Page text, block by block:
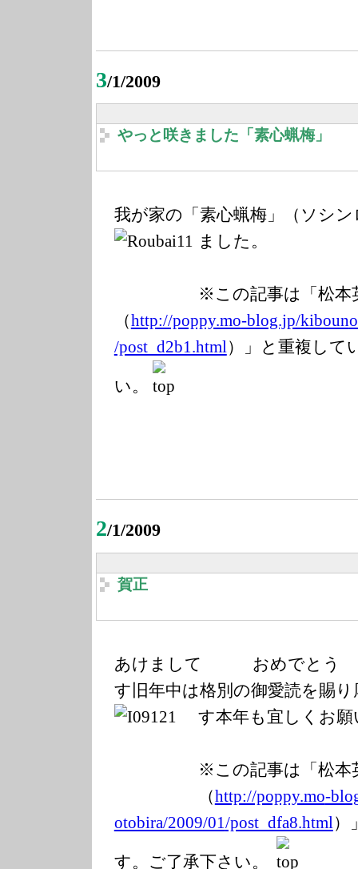
3/1/2009
やっと咲きました「素心蝋梅」
我が家の「素心蝋梅」（ソシ
ました。
※この記事は「松本
（http://poppy.mo-blog.jp/kiboun
/post_d2b1.html ）」と重複して
い。
2/1/2009
賀正
あけまして おめで
す旧年中は格別の御愛読を賜
す本年も宜しくお
※この記事は「松本
（http://poppy.mo-
otobira/2009/01/post_dfa8.html ）
す。ご了承下さい。